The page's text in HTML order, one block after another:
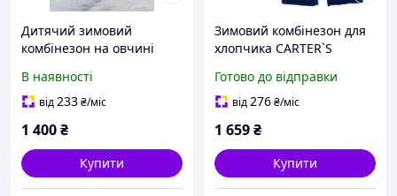
Дитячий зимовий
комбінезон на овчині
В наявності
від233₴/міс
1 400₴
Купити
Зимовий комбінезон для
хлопчика CARTER`S
Готово до відправки
від276₴/міс
1 659₴
Купити